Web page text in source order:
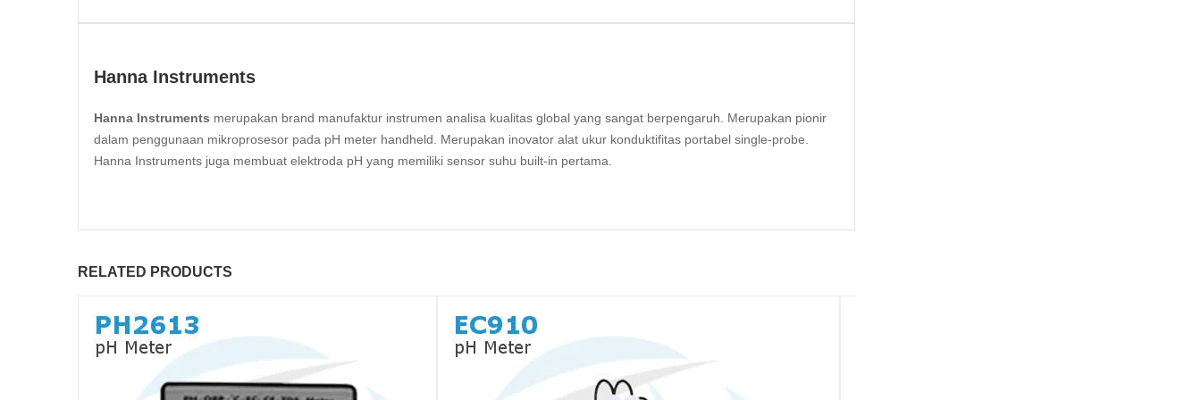
Hanna Instruments
Hanna Instruments merupakan brand manufaktur instrumen analisa kualitas global yang sangat berpengaruh. Merupakan pionir
dalam penggunaan mikroprosesor pada pH meter handheld. Merupakan inovator alat ukur konduktifitas portabel single-probe.
Hanna Instruments juga membuat elektroda pH yang memiliki sensor suhu built-in pertama.
RELATED PRODUCTS